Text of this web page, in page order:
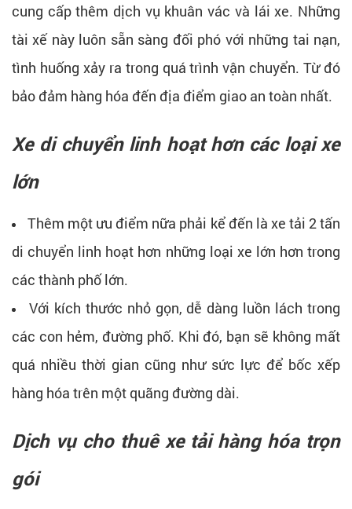
cung cấp thêm dịch vụ khuân vác và lái xe. Những
tài xế này luôn sẵn sàng đối phó với những tai nạn,
tình huống xảy ra trong quá trình vận chuyển. Từ đó
bảo đảm hàng hóa đến địa điểm giao an toàn nhất.
Xe di chuyển linh hoạt hơn các loại xe
lớn
Thêm một ưu điểm nữa phải kể đến là xe tải 2 tấn
di chuyển linh hoạt hơn những loại xe lớn hơn trong
các thành phố lớn.
Với kích thước nhỏ gọn, dễ dàng luồn lách trong
các con hẻm, đường phố. Khi đó, bạn sẽ không mất
quá nhiều thời gian cũng như sức lực để bốc xếp
hàng hóa trên một quãng đường dài.
Dịch vụ cho thuê xe tải hàng hóa trọn
gói